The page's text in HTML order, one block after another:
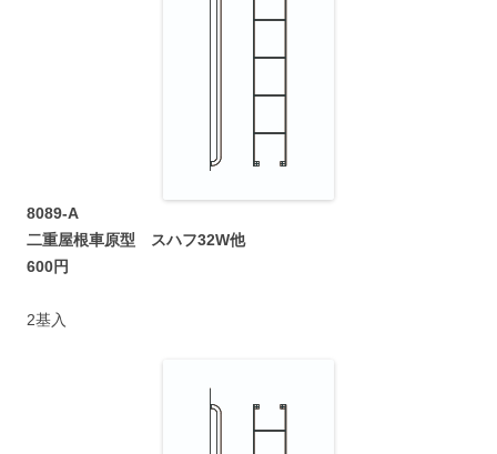
8089-A
二重屋根車原型 スハフ32W他
600円
2基入